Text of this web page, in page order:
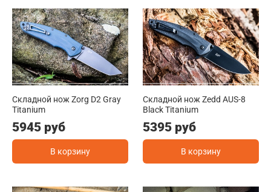
Складной нож Zorg D2 Gray
Titanium
5945 руб
В корзину
Складной нож Zedd AUS-8
Black Titanium
5395 руб
В корзину